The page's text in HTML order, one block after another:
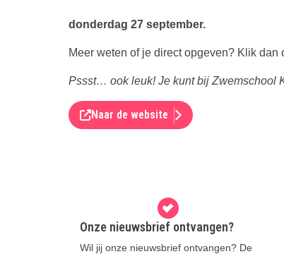
donderdag 27 september.
Meer weten of je direct opgeven? Klik dan
Pssst… ook leuk! Je kunt bij Zwemschool
Naar de website
Onze nieuwsbrief ontvangen?
Wil jij onze nieuwsbrief ontvangen? De